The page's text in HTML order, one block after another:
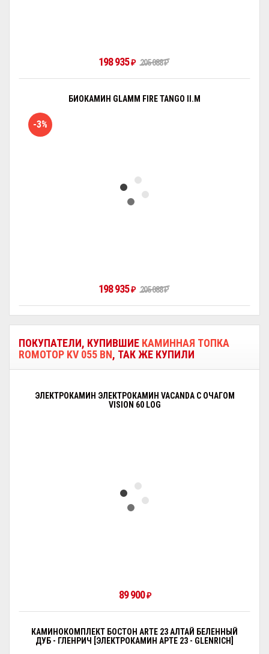
198 935₽ 205 088₽
БИОКАМИН GLAMM FIRE TANGO II.M
-3%
198 935₽ 205 088₽
ПОКУПАТЕЛИ, КУПИВШИЕ КАМИННАЯ ТОПКА
ROMOTOP KV 055 BN, ТАК ЖЕ КУПИЛИ
ЭЛЕКТРОКАМИН ЭЛЕКТРОКАМИН VACANDA С ОЧАГОМ
VISION 60 LOG
89 900₽
КАМИНОКОМПЛЕКТ БОСТОН ARTE 23 АЛТАЙ БЕЛЕННЫЙ
ДУБ - ГЛЕНРИЧ [ЭЛЕКТРОКАМИН АРТЕ 23 - GLENRICH]